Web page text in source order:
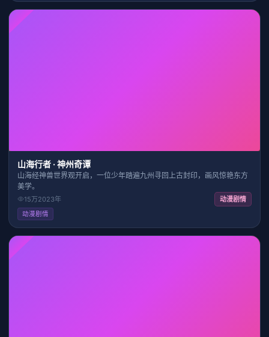
山海行者 · 神州奇谭
山海经神兽世界观开启，一位少年踏遍九州寻回上古封印，画风惊艳东方
美学。
15万2023年 动漫剧情
动漫剧情